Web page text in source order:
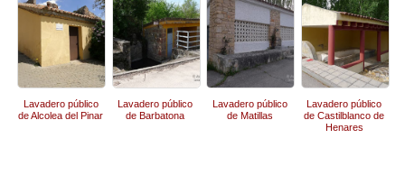
Lavadero público
de Alcolea del Pinar
Lavadero público
de Barbatona
Lavadero público
de Matillas
Lavadero público
de Castilblanco de
Henares